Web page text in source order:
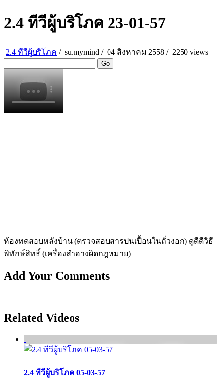
2.4 ทีวีผู้บริโภค 23-01-57
2.4 ทีวีผู้บริโภค / su.mymind / 04 สิงหาคม 2558 / 2250 views
Go
ห้องทดสอบหลังบ้าน (ตรวจสอบสารปนเปื้อนในถั่วงอก) ดูดีดีวิธี
พิทักษ์สิทธิ์ (เครื่องสำอางผิดกฎหมาย)
Add Your Comments
Related Videos
2.4 ทีวีผู้บริโภค 05-03-57